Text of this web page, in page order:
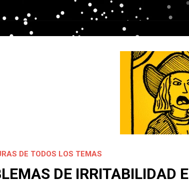
DE TODOS LOS TEMAS
DE IRRITABILIDAD